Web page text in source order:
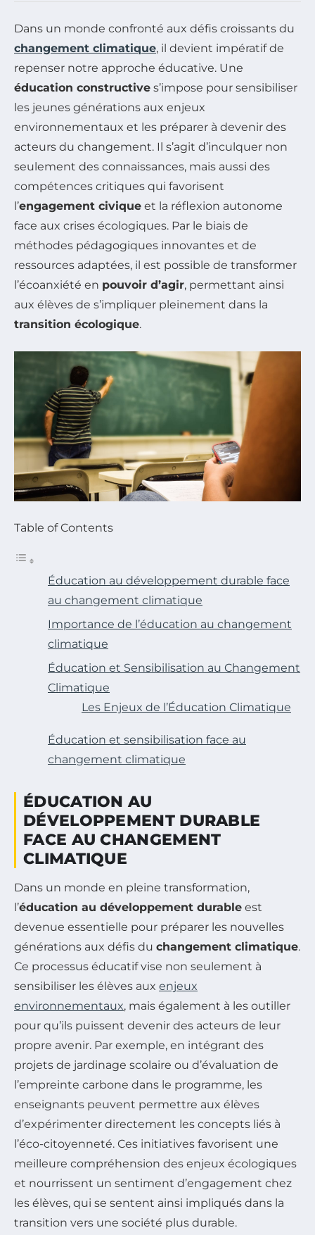
Dans un monde confronté aux défis croissants du
changement climatique, il devient impératif de
repenser notre approche éducative. Une
éducation constructive s’impose pour sensibiliser
les jeunes générations aux enjeux
environnementaux et les préparer à devenir des
acteurs du changement. Il s’agit d’inculquer non
seulement des connaissances, mais aussi des
compétences critiques qui favorisent
l’engagement civique et la réflexion autonome
face aux crises écologiques. Par le biais de
méthodes pédagogiques innovantes et de
ressources adaptées, il est possible de transformer
l’écoanxiété en pouvoir d’agir, permettant ainsi
aux élèves de s’impliquer pleinement dans la
transition écologique.
Table of Contents
Éducation au développement durable face
au changement climatique
Importance de l’éducation au changement
climatique
Éducation et Sensibilisation au Changement
Climatique
Les Enjeux de l’Éducation Climatique
Éducation et sensibilisation face au
changement climatique
ÉDUCATION AU
DÉVELOPPEMENT DURABLE
FACE AU CHANGEMENT
CLIMATIQUE
Dans un monde en pleine transformation,
l’éducation au développement durable est
devenue essentielle pour préparer les nouvelles
générations aux défis du changement climatique.
Ce processus éducatif vise non seulement à
sensibiliser les élèves aux enjeux
environnementaux, mais également à les outiller
pour qu’ils puissent devenir des acteurs de leur
propre avenir. Par exemple, en intégrant des
projets de jardinage scolaire ou d’évaluation de
l’empreinte carbone dans le programme, les
enseignants peuvent permettre aux élèves
d’expérimenter directement les concepts liés à
l’éco-citoyenneté. Ces initiatives favorisent une
meilleure compréhension des enjeux écologiques
et nourrissent un sentiment d’engagement chez
les élèves, qui se sentent ainsi impliqués dans la
transition vers une société plus durable.